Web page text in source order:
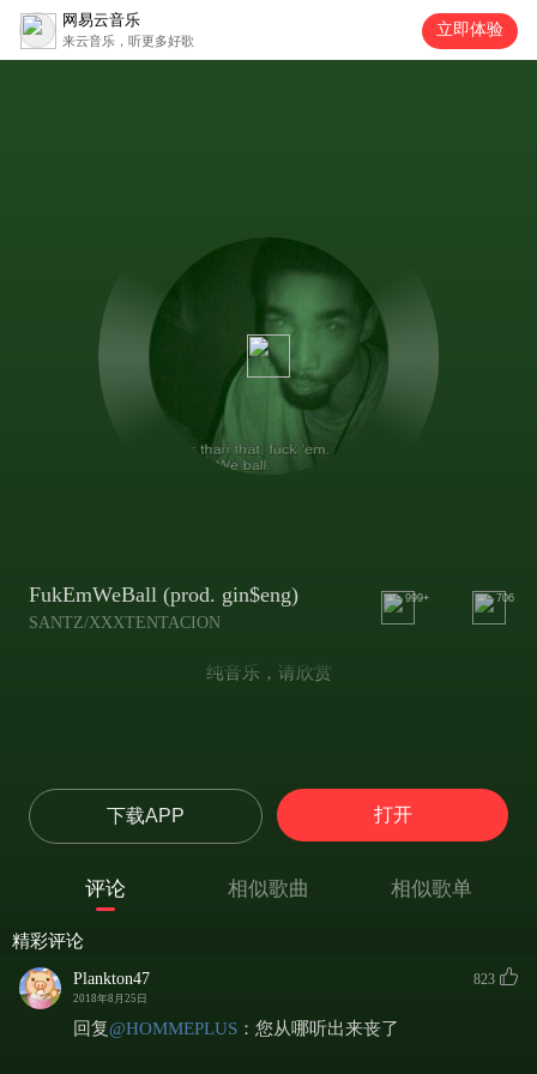
网易云音乐
来云音乐，听更多好歌
立即体验
FukEmWeBall (prod. gin$eng)
SANTZ/XXXTENTACION
999+ 706
纯音乐，请欣赏
下载APP 打开
评论 相似歌曲 相似歌单
精彩评论
Plankton47
2018年8月25日
823
回复@HOMMEPLUS ： 您从哪听出来丧了